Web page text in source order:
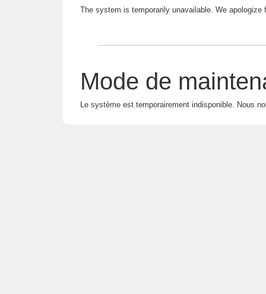
The system is temporarily unavailable. We apologize
Mode de
Le système est temporairement indisponible. Nous